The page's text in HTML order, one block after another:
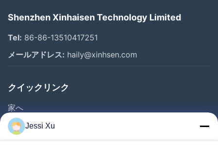
Shenzhen Xinhaisen Technology Limited
Tel: 86-86-13510417251
メールアドレス: haily@xinhsen.com
クイックリンク
家へ
製品
ビデオ
Jessi Xu